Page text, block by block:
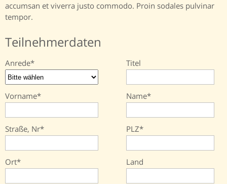
accumsan et viverra justo commodo. Proin sodales pulvinar
tempor.
Teilnehmerdaten
Anrede Titel
Vorname Name
Straße, Nr PLZ
Ort Land